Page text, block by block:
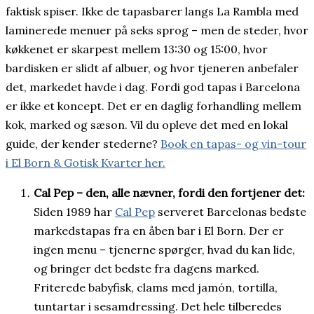
faktisk spiser. Ikke de tapasbarer langs La Rambla med
laminerede menuer på seks sprog – men de steder, hvor
køkkenet er skarpest mellem 13:30 og 15:00, hvor
bardisken er slidt af albuer, og hvor tjeneren anbefaler
det, markedet havde i dag. Fordi god tapas i Barcelona
er ikke et koncept. Det er en daglig forhandling mellem
kok, marked og sæson. Vil du opleve det med en lokal
guide, der kender stederne? Book en tapas- og vin-tour
i El Born & Gotisk Kvarter her.
Cal Pep – den, alle nævner, fordi den fortjener det:
Siden 1989 har Cal Pep serveret Barcelonas bedste
markedstapas fra en åben bar i El Born. Der er
ingen menu – tjenerne spørger, hvad du kan lide,
og bringer det bedste fra dagens marked.
Friterede babyfisk, clams med jamón, tortilla,
tuntartar i sesamdressing. Det hele tilberedes